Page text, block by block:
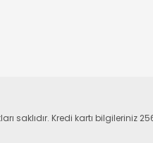
Kredi kartı bilgileriniz